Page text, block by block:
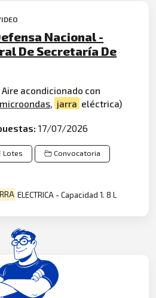
Nacional -
De Secretaría De
Aire acondicionado con
microondas jarra eléctrica)
17/07/2026
Lotes Convocatoria
ELECTRICA - Capacidad 1. 8 L